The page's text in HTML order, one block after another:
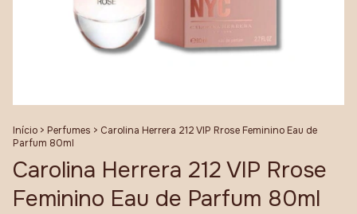
Início > Perfumes > Carolina Herrera 212 VIP Rrose Feminino Eau de
Parfum 80ml
Carolina Herrera 212 VIP Rrose
Feminino Eau de Parfum 80ml